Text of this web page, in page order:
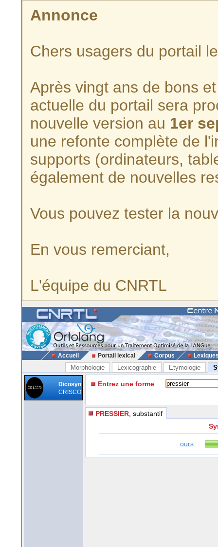
Annonce
Chers usagers du portail
Après vingt ans de bons
actuelle du portail sera
nouvelle version au 1er
une refonte complète de
supports (ordinateurs,
également de nouvelles
Vous pouvez tester la
En vous remerciant,
L'équipe du CNRTL
Accueil Portail lexical Corpus
Morphologie Lexicographie Etymologie
Dicosyn
CRISCO
Entrez une forme
PRESSIER , substantif
ours